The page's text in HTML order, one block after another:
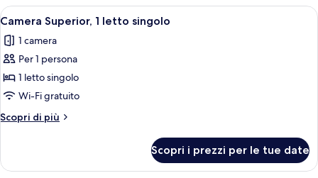
letto
Apri
tutte
le
foto
per
Camera
Superior,
1
singolo
Camera Superior, 1 letto singolo |
4
Camera Superior, 1 letto singolo
1 camera
Per 1 persona
1 letto singolo
Wi-Fi gratuito
Scopri di più
Altri
Superior,
Scopri i prezzi per le tue date